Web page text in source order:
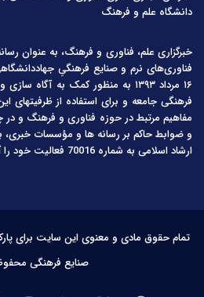
دانشگاه علم و فرهنگ
خبرگزاری علم، فناوری و فرهنگ، به عنوان
فناوری‌های نرم و صنایع فرهنگیِ
۱۶ مرداد ۱۳۹۳ به منظور کمک به
فرهنگی جامعه و برای استفاده از ظرفیتهای
مفاهیم مرتبط در حوزه فناوری و فرهنگ و
و ضوابط حاکم بر رسانه ها و مؤسسات
ارشاد اسلامی به شماره 70016 فعالیت خود را آغاز کرده است.
تمام حقوق مادی و معنوی این سایت برای
صنایع فرهنگی